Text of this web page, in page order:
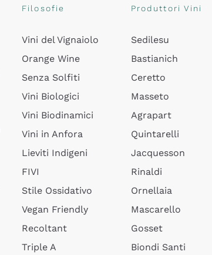
Filosofie
Vini del Vignaiolo
Orange Wine
Senza Solfiti
Vini Biologici
Vini Biodinamici
Vini in Anfora
Lieviti Indigeni
FIVI
Stile Ossidativo
Vegan Friendly
Recoltant
Triple A
Produttori Vini
Sedilesu
Bastianich
Ceretto
Masseto
Agrapart
Quintarelli
Jacquesson
Rinaldi
Ornellaia
Mascarello
Gosset
Biondi Santi